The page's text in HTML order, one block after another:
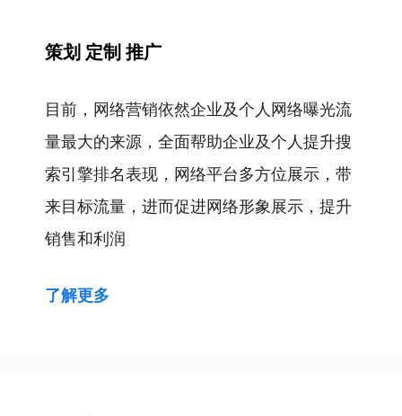
策划 定制 推广
目前，网络营销依然企业及个人网络曝光流
量最大的来源，全面帮助企业及个人提升搜
索引擎排名表现，网络平台多方位展示，带
来目标流量，进而促进网络形象展示，提升
销售和利润
了解更多